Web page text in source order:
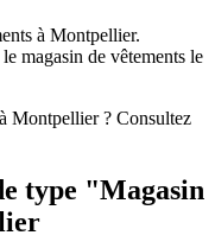
à Montpellier.
magasin de vêtements le
Montpellier ? Consultez
type "Magasin